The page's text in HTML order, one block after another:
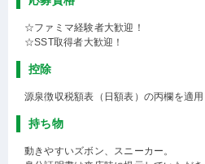
☆ファミマ経験者大歓迎！
☆SST取得者大歓迎！
控除
源泉徴収税額表（日額表）の丙欄を適用
持ち物
動きやすいズボン、スニーカー。